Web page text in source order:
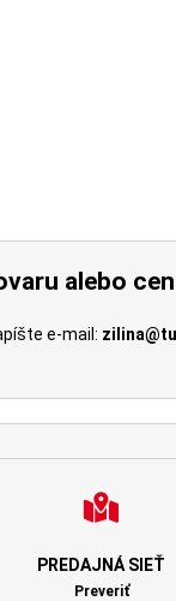
alebo
e-mail:
PREDAJNÁ SIEŤ
Preveriť